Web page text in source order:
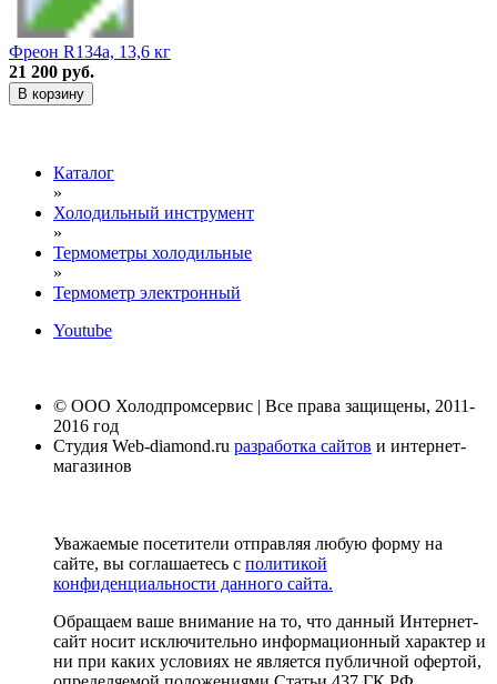
Фреон R134a, 13,6 кг
21 200 руб.
В корзину
Каталог
»
Холодильный инструмент
»
Термометры холодильные
»
Термометр электронный
Youtube
© ООО Холодпромсервис | Все права защищены, 2011-
2016 год
Студия Web-diamond.ru разработка сайтов и интернет-
магазинов
Уважаемые посетители отправляя любую форму на
сайте, вы соглашаетесь с политикой
конфиденциальности данного сайта.
Обращаем ваше внимание на то, что данный Интернет-
сайт носит исключительно информационный характер и
ни при каких условиях не является публичной офертой,